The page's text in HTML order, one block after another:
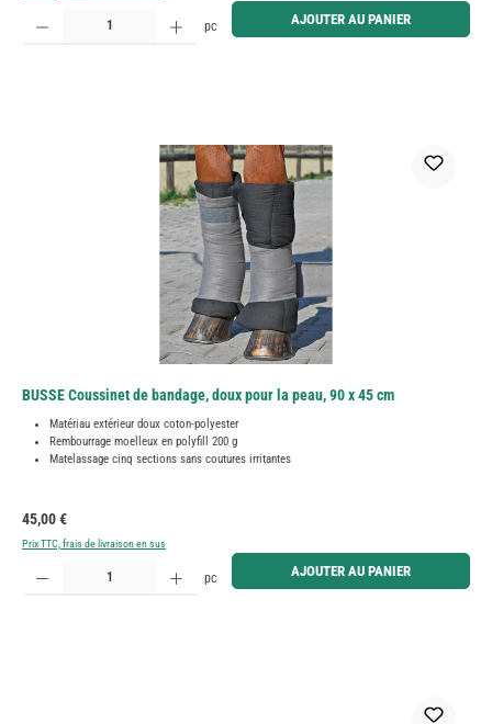
Quantité de produit : Entrez la quantité souhaitée ou utilisez les boutons pour augmenter ou
pc AJOUTER AU PANIER
BUSSE Coussinet de bandage, doux pour la peau, 90 x 45 cm
Matériau extérieur doux coton-polyester
Rembourrage moelleux en polyfill 200 g
Matelassage cinq sections sans coutures irritantes
Prix régulier :
45,00 €
Prix TTC, frais de livraison en sus
Quantité de produit : Entrez la quantité souhaitée ou utilisez les boutons pour augmenter ou
pc AJOUTER AU PANIER